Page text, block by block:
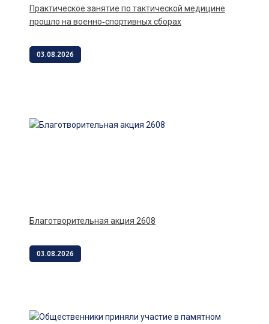
Практическое занятие по тактической медицине
прошло на военно‑спортивных сборах
03.08.2026
Благотворительная акция 2608
03.08.2026